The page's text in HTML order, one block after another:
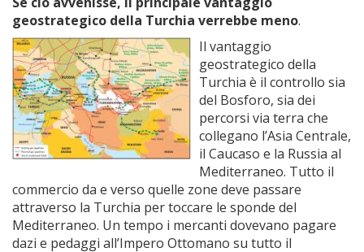
geostrategico della Turchia verrebbe meno.
Il vantaggio
geostrategico della
Turchia è il controllo sia
del Bosforo, sia dei
percorsi via terra che
collegano l’Asia Centrale,
il Caucaso e la Russia al
Mediterraneo. Tutto il
commercio da e verso quelle zone deve passare
attraverso la Turchia per toccare le sponde del
Mediterraneo. Un tempo i mercanti dovevano pagare
dazi e pedaggi all’Impero Ottomano su tutto il